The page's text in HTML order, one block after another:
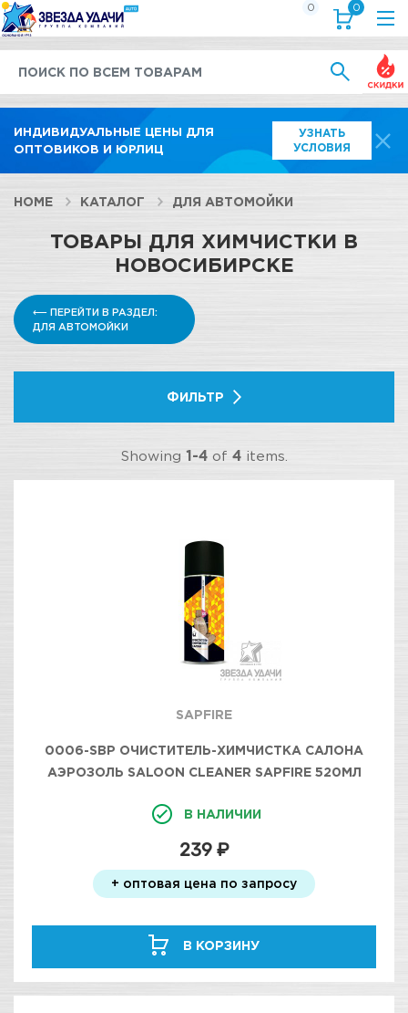
ИНДИВИДУАЛЬНЫЕ ЦЕНЫ ДЛЯ
ОПТОВИКОВ И ЮРЛИЦ
УЗНАТЬ
УСЛОВИЯ
0 0
HOME КАТАЛОГ ДЛЯ АВТОМОЙКИ
ТОВАРЫ ДЛЯ ХИМЧИСТКИ В
НОВОСИБИРСКЕ
⟵ ПЕРЕЙТИ В РАЗДЕЛ:
ДЛЯ АВТОМОЙКИ
ФИЛЬТР
Showing 1-4of 4items.
SAPFIRE
0006-SBP ОЧИСТИТЕЛЬ-ХИМЧИСТКА САЛОНА
АЭРОЗОЛЬ SALOON CLEANER SAPFIRE 520МЛ
В НАЛИЧИИ
239 ₽
+ оптовая цена по запросу
В КОРЗИНУ